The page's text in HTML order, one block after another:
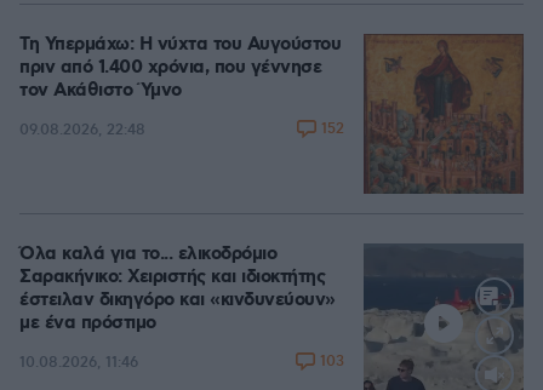
Τη Υπερμάχω: Η νύχτα του Αυγούστου
πριν από 1.400 χρόνια, που γέννησε
τον Ακάθιστο Ύμνο
09.08.2026, 22:48 152
Όλα καλά για το... ελικοδρόμιο
Σαρακήνικο: Χειριστής και ιδιοκτήτης
έστειλαν δικηγόρο και «κινδυνεύουν»
με ένα πρόστιμο
10.08.2026, 11:46 103